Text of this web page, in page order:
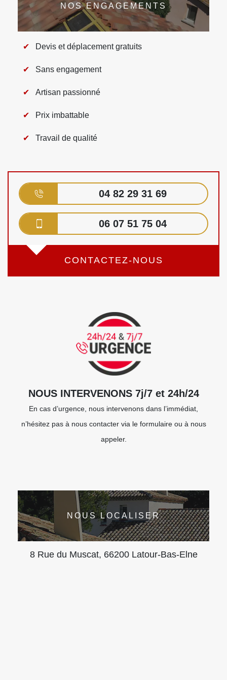
NOS ENGAGEMENTS
Devis et déplacement gratuits
Sans engagement
Artisan passionné
Prix imbattable
Travail de qualité
04 82 29 31 69
06 07 51 75 04
CONTACTEZ-NOUS
NOUS INTERVENONS 7j/7 et 24h/24
En cas d’urgence, nous intervenons dans l’immédiat,
n’hésitez pas à nous contacter via le formulaire ou à nous
appeler.
NOUS LOCALISER
8 Rue du Muscat, 66200 Latour-Bas-Elne